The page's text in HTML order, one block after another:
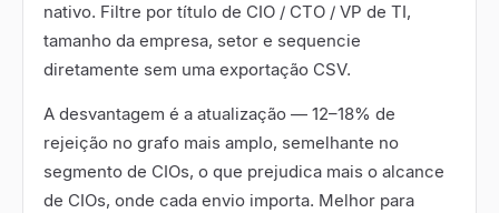
nativo. Filtre por título de CIO / CTO / VP de TI,
tamanho da empresa, setor e sequencie
diretamente sem uma exportação CSV.
A desvantagem é a atualização — 12–18% de
rejeição no grafo mais amplo, semelhante no
segmento de CIOs, o que prejudica mais o alcance
de CIOs, onde cada envio importa. Melhor para